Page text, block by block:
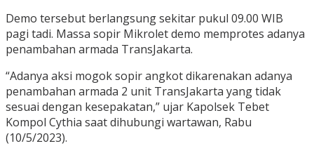
Demo tersebut berlangsung sekitar pukul 09.00 WIB
pagi tadi. Massa sopir Mikrolet demo memprotes adanya
penambahan armada TransJakarta.
“Adanya aksi mogok sopir angkot dikarenakan adanya
penambahan armada 2 unit TransJakarta yang tidak
sesuai dengan kesepakatan,” ujar Kapolsek Tebet
Kompol Cythia saat dihubungi wartawan, Rabu
(10/5/2023).